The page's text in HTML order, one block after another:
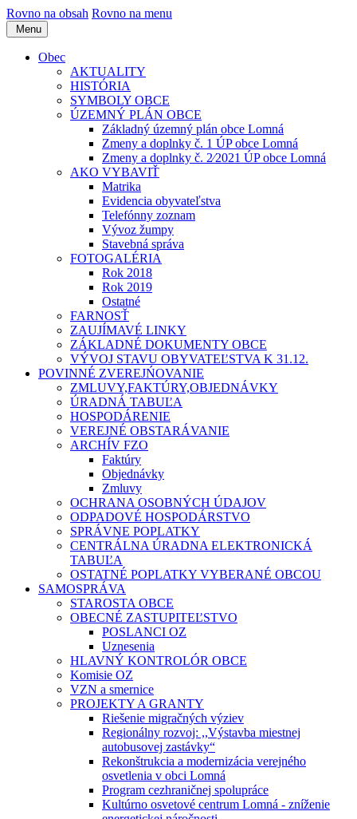
Rovno na obsah Rovno na menu
Menu
Obec
AKTUALITY
HISTÓRIA
SYMBOLY OBCE
ÚZEMNÝ PLÁN OBCE
Základný územný plán obce Lomná
Zmeny a doplnky č. 1 ÚP obce Lomná
Zmeny a doplnky č. 2⁄2021 ÚP obce Lomná
AKO VYBAVIŤ
Matrika
Evidencia obyvateľstva
Telefónny zoznam
Vývoz žumpy
Stavebná správa
FOTOGALÉRIA
Rok 2018
Rok 2019
Ostatné
FARNOSŤ
ZAUJÍMAVÉ LINKY
ZÁKLADNÉ DOKUMENTY OBCE
VÝVOJ STAVU OBYVATEĽSTVA K 31.12.
POVINNÉ ZVEREJŃOVANIE
ZMLUVY,FAKTÚRY,OBJEDNÁVKY
ÚRADNÁ TABUĽA
HOSPODÁRENIE
VEREJNÉ OBSTARÁVANIE
ARCHÍV FZO
Faktúry
Objednávky
Zmluvy
OCHRANA OSOBNÝCH ÚDAJOV
ODPADOVÉ HOSPODÁRSTVO
SPRÁVNE POPLATKY
CENTRÁLNA ÚRADNA ELEKTRONICKÁ
TABUĽA
OSTATNÉ POPLATKY VYBERANÉ OBCOU
SAMOSPRÁVA
STAROSTA OBCE
OBECNÉ ZASTUPITEĽSTVO
POSLANCI OZ
Uznesenia
HLAVNÝ KONTROLÓR OBCE
Komisie OZ
VZN a smernice
PROJEKTY A GRANTY
Riešenie migračných výziev
Regionálny rozvoj: ,,Výstavba miestnej
autobusovej zastávky“
Rekonštrukcia a modernizácia verejného
osvetlenia v obci Lomná
Program cezhraničnej spolupráce
Kultúrno osvetové centrum Lomná - zníženie